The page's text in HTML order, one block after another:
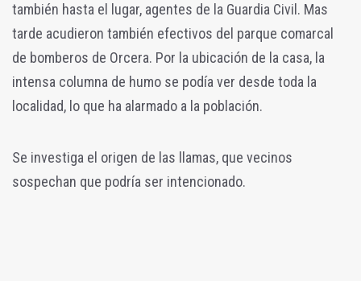
también hasta el lugar, agentes de la Guardia Civil. Mas
tarde acudieron también efectivos del parque comarcal
de bomberos de Orcera. Por la ubicación de la casa, la
intensa columna de humo se podía ver desde toda la
localidad, lo que ha alarmado a la población.
Se investiga el origen de las llamas, que vecinos
sospechan que podría ser intencionado.